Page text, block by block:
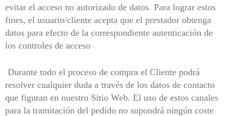
evitar el acceso no autorizado de datos. Para lograr estos
fines, el usuario/cliente acepta que el prestador obtenga
datos para efecto de la correspondiente autenticación de
los controles de acceso
Durante todo el proceso de compra el Cliente podrá
resolver cualquier duda a través de los datos de contacto
que figuran en nuestro Sitio Web. El uso de estos canales
para la tramitación del pedido no supondrá ningún coste